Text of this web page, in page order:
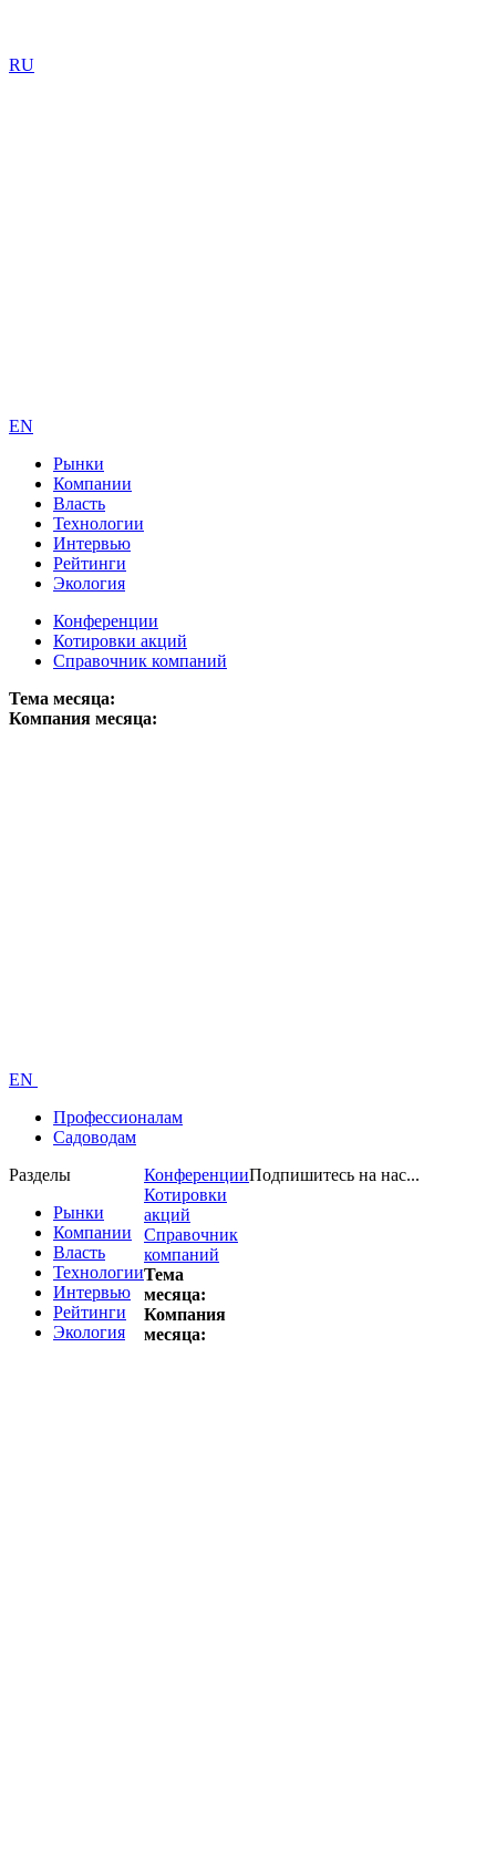
RU
EN
Рынки
Компании
Власть
Технологии
Интервью
Рейтинги
Экология
Конференции
Котировки акций
Справочник компаний
Тема месяца:
Компания месяца:
EN
Профессионалам
Садоводам
Разделы
Рынки
Компании
Власть
Технологии
Интервью
Рейтинги
Экология
Конференции
Котировки
акций
Справочник
компаний
Тема
месяца:
Компания
месяца:
Подпишитесь на нас...